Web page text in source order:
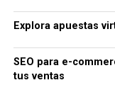
Explora apuestas
SEO para e-
tus ventas